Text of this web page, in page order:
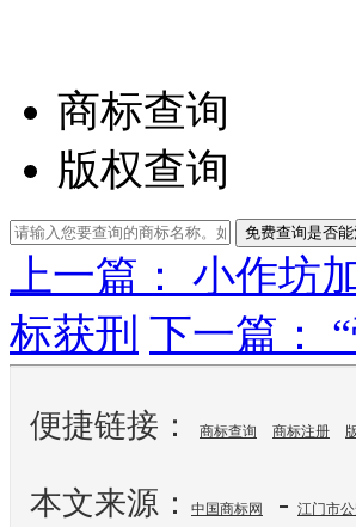
商标查询
版权查询
免费查询是否
上一篇： 小作坊
标获刑 下一篇：
便捷链接： 商标查询 商标注册
本文来源： 中国商标网 - 江门市